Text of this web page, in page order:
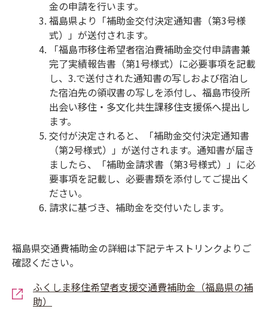
金の申請を行います。
福島県より「補助金交付決定通知書（第3号様
式）」が送付されます。
「福島市移住希望者宿泊費補助金交付申請書兼
完了実績報告書（第1号様式）に必要事項を記載
し、3.で送付された通知書の写しおよび宿泊し
た宿泊先の領収書の写しを添付し、福島市役所
出会い移住・多文化共生課移住支援係へ提出し
ます。
交付が決定されると、「補助金交付決定通知書
（第2号様式）」が送付されます。通知書が届き
ましたら、「補助金請求書（第3号様式）」に必
要事項を記載し、必要書類を添付してご提出く
ださい。
請求に基づき、補助金を交付いたします。
福島県交通費補助金の詳細は下記テキストリンクよりご
確認ください。
ふくしま移住希望者支援交通費補助金（福島県の補
助）